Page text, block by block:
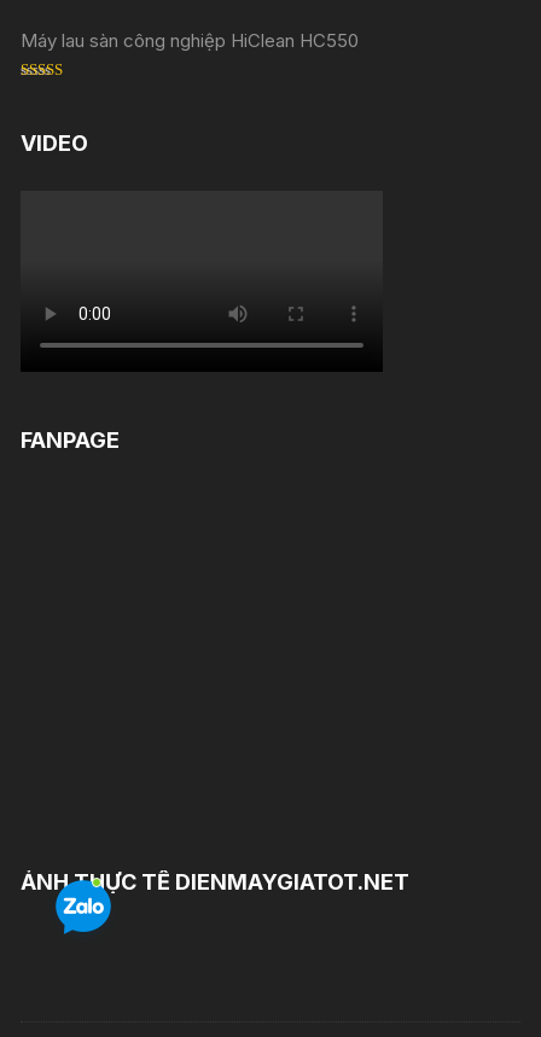
Máy lau sàn công nghiệp HiClean HC550
VIDEO
FANPAGE
ẢNH THỰC TẾ DIENMAYGIATOT.NET